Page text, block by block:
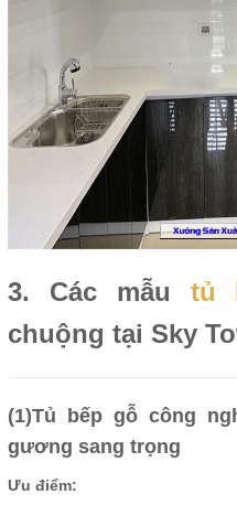
3. Các mẫu tủ
chuộng tại Sky
(1)Tủ bếp gỗ công
gương sang trọng
Ưu điểm: